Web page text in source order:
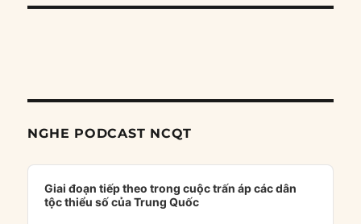
NGHE PODCAST NCQT
Audio
Player
Giai đoạn tiếp theo trong cuộc trấn áp các dân
tộc thiểu số của Trung Quốc